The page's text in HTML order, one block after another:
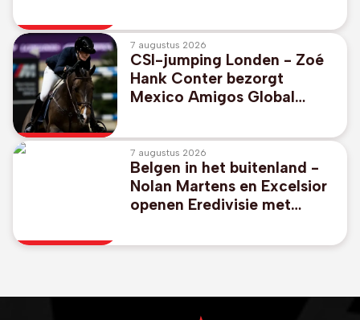
7 augustus 2026
CSI-jumping Londen - Zoé
Hank Conter bezorgt
Mexico Amigos Global
overwinning in Londen
7 augustus 2026
Belgen in het buitenland -
Nolan Martens en Excelsior
openen Eredivisie met
promovendus Cambuur